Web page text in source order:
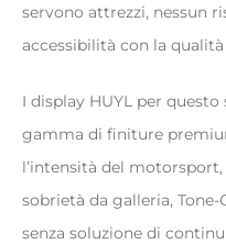
servono attrezzi, nessun
accessibilità con la
I display HUYL per
gamma di finiture
l’intensità del
sobrietà da galleria,
senza soluzione di